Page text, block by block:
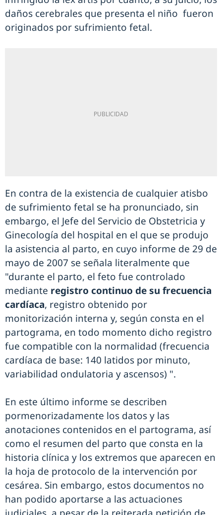
daños cerebrales que presenta el niño fueron
originados por sufrimiento fetal.
En contra de la existencia de cualquier atisbo
de sufrimiento fetal se ha pronunciado, sin
embargo, el Jefe del Servicio de Obstetricia y
Ginecología del hospital en el que se produjo
la asistencia al parto, en cuyo informe de 29 de
mayo de 2007 se señala literalmente que
"durante el parto, el feto fue controlado
mediante registro continuo de su frecuencia
cardíaca, registro obtenido por
monitorización interna y, según consta en el
partograma, en todo momento dicho registro
fue compatible con la normalidad (frecuencia
cardíaca de base: 140 latidos por minuto,
variabilidad ondulatoria y ascensos) ".
En este último informe se describen
pormenorizadamente los datos y las
anotaciones contenidos en el partograma, así
como el resumen del parto que consta en la
historia clínica y los extremos que aparecen en
la hoja de protocolo de la intervención por
cesárea. Sin embargo, estos documentos no
han podido aportarse a las actuaciones